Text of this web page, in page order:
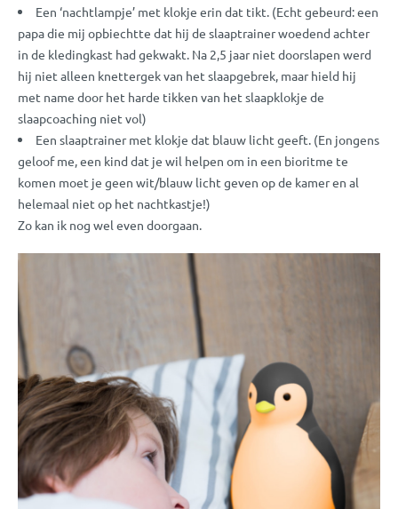
Een ‘nachtlampje’ met klokje erin dat tikt. (Echt gebeurd: een
papa die mij opbiechtte dat hij de slaaptrainer woedend achter
in de kledingkast had gekwakt. Na 2,5 jaar niet doorslapen werd
hij niet alleen knettergek van het slaapgebrek, maar hield hij
met name door het harde tikken van het slaapklokje de
slaapcoaching niet vol)
Een slaaptrainer met klokje dat blauw licht geeft. (En jongens
geloof me, een kind dat je wil helpen om in een bioritme te
komen moet je geen wit/blauw licht geven op de kamer en al
helemaal niet op het nachtkastje!)
Zo kan ik nog wel even doorgaan.